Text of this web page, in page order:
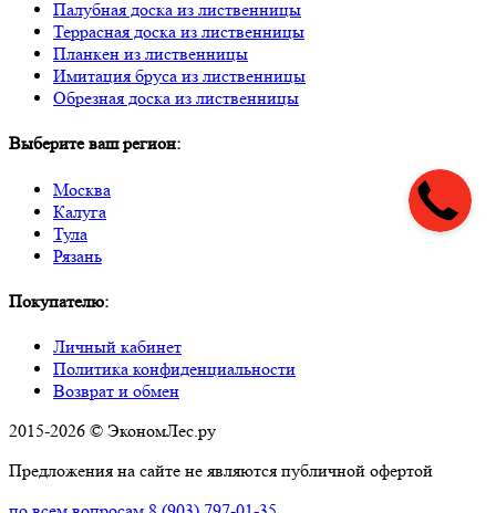
Палубная доска из лиственницы
Террасная доска из лиственницы
Планкен из лиственницы
Имитация бруса из лиственницы
Обрезная доска из лиственницы
Выберите ваш регион:
Москва
Калуга
Тула
Рязань
Покупателю:
Личный кабинет
Политика конфиденциальности
Возврат и обмен
2015-2026 © ЭкономЛес.ру
Предложения на сайте не являются публичной офертой